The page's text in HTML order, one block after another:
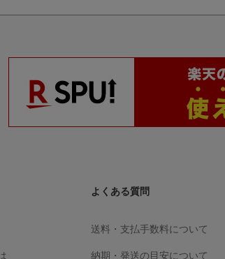
よくある質問
送料・支払手数料について
納期・発送の目安について